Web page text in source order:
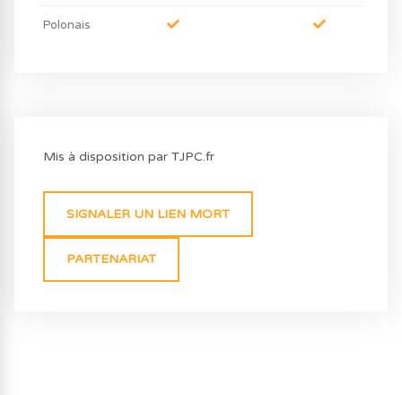
Polonais
Mis à disposition par TJPC.fr
SIGNALER UN LIEN MORT
PARTENARIAT